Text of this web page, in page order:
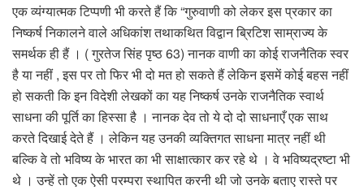
एक व्यंग्यात्मक टिप्पणी भी करते हैं कि “गुरुवाणी को लेकर इस प्रकार का
निष्कर्ष निकालने वाले अधिकांश तथाकथित विद्वान ब्रिटिश साम्राज्य के
समर्थक ही हैं । ( गुरतेज सिंह पृष्ठ 63) नानक वाणी का कोई राजनैतिक स्वर
है या नहीं , इस पर तो फिर भी दो मत हो सकते हैं लेकिन इसमें कोई बहस नहीं
हो सकती कि इन विदेशी लेखकों का यह निष्कर्ष उनके राजनैतिक स्वार्थ
साधना की पूर्ति का हिस्सा है । नानक देव तो ये दो दो साधनाएँ एक साथ
करते दिखाई देते हैं । लेकिन यह उनकी व्यक्तिगत साधना मात्र नहीं थी
बल्कि वे तो भविष्य के भारत का भी साक्षात्कार कर रहे थे । वे भविष्यद्रष्टा भी
थे । उन्हें तो एक ऐसी परम्परा स्थापित करनी थी जो उनके बताए रास्ते पर